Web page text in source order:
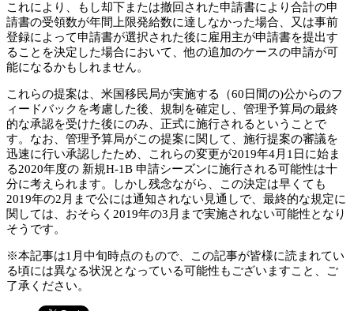
これにより、もし却下または撤回された申請書により合計の申
請書の受領数が年間上限発給数に達しなかった場合、又は事前
登録によって申請書が選択された後に雇用主が申請書を提出す
ることを決定した場合において、他の追加のケースの申請が可
能になるかもしれません。
これらの提案は、米国移民局が実施する（60日間の)公からのフ
ィードバックを考慮した後、規制を確定し、管理予算局の最終
的な承認を受けた後にのみ、正式に施行されるということで
す。なお、管理予算局がこの提案に関して、施行提案の審議を
迅速に行い承認したため、これらの変更が2019年4月1日に始ま
る2020年度の 新規H-1B 申請シーズンに施行される可能性は十
分に考えられます。しかし残念ながら、この決定は早くても
2019年の2月まで公には通知されない見通しで、最終的な規定に
関しては、おそらく2019年の3月まで実施されない可能性となり
そうです。
※本記事は1月中旬時点のもので、この記事が皆様に読まれてい
る頃には異なる状況となっている可能性もございますこと、ご
了承ください。